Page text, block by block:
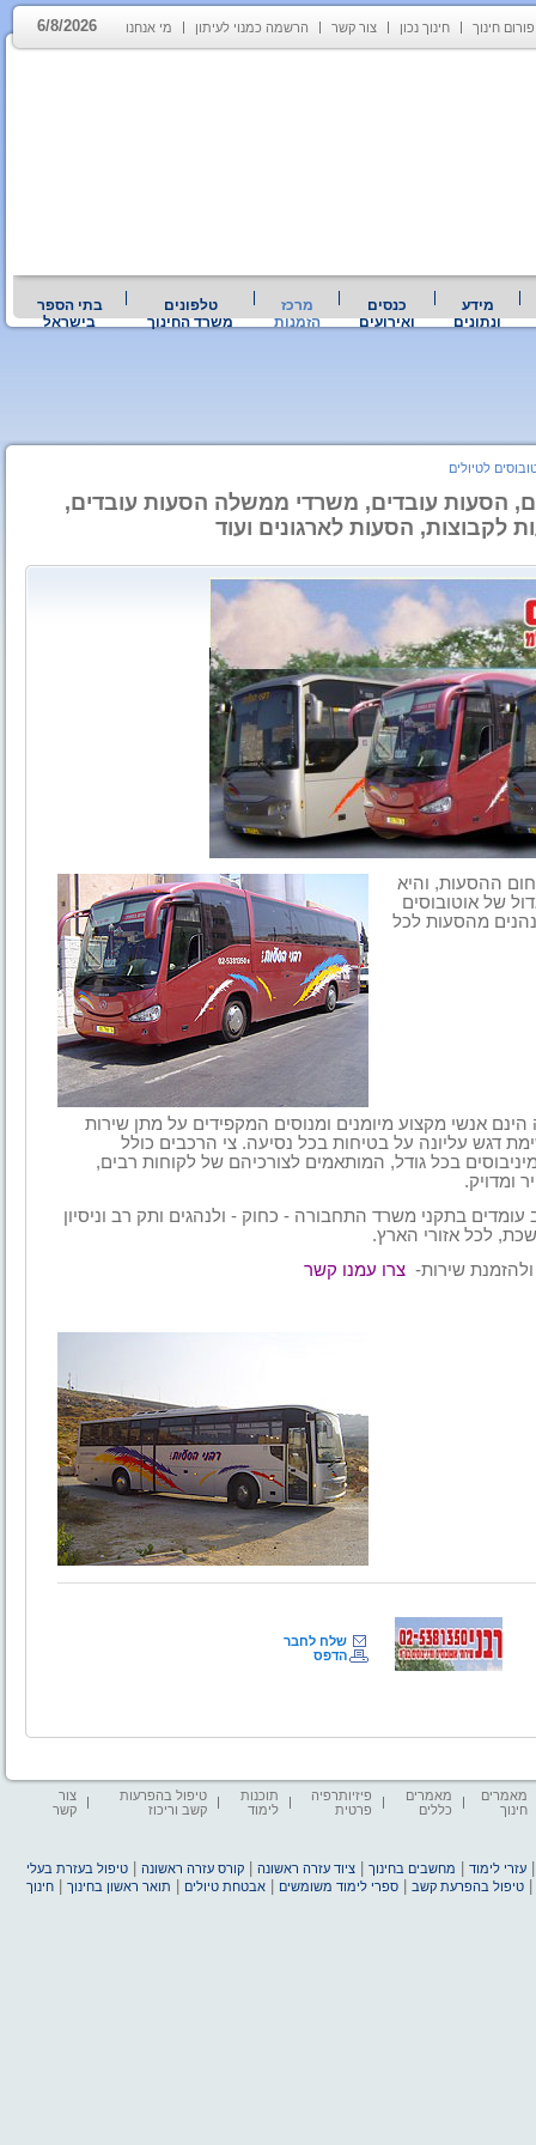
פורום חינוך חינוך נכון צור קשר הרשמה כמנוי לעיתון מי אנחנו 6/8/2026
מידע
ונתונים
כנסים
ואירועים
מרכז
הזמנות
טלפונים
משרד החינוך
בתי הספר
בישראל
לטיולים
הסעות עובדים, משרדי ממשלה הסעות עובדים,
לקבוצות, הסעות לארגונים ועוד
ההסעות, והיא
אוטובוסים
נהנים מהסעות לכל
אנשי מקצוע מיומנים ומנוסים המקפידים על מתן שירות
דגש עליונה על בטיחות בכל נסיעה. צי הרכבים כולל
בכל גודל, המותאמים לצורכיהם של לקוחות רבים,
ומדויק.
עומדים בתקני משרד התחבורה - כחוק - ולנהגים ותק רב וניסיון
לכל אזורי הארץ.
שירות
צרו עמנו קשר -
שלח לחבר
הדפס
מאמרים
חינוך
מאמרים
כללים
פיזיותרפיה
פרטית
תוכנות
לימוד
טיפול בהפרעות
קשב וריכוז
צור
קשר
עזרי לימוד מחשבים בחינוך |ציוד עזרה ראשונה |קורס עזרה ראשונה |טיפול בעזרת בעלי
|טיפול בהפרעת קשב |ספרי לימוד משומשים |אבטחת טיולים תואר ראשון בחינוך |חינוך